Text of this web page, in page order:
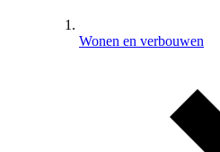
Wonen en verbouwen